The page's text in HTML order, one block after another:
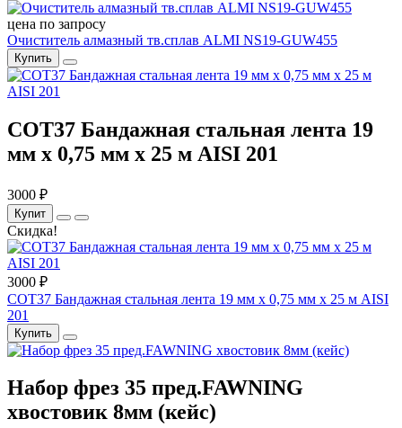
цена по запросу
Очиститель алмазный тв.сплав ALMI NS19-GUW455
Купить
COT37 Бандажная стальная лента 19
мм x 0,75 мм x 25 м AISI 201
3000 ₽
Купит
Скидка!
3000 ₽
COT37 Бандажная стальная лента 19 мм x 0,75 мм x 25 м AISI
201
Купить
Набор фрез 35 пред.FAWNING
хвостовик 8мм (кейс)